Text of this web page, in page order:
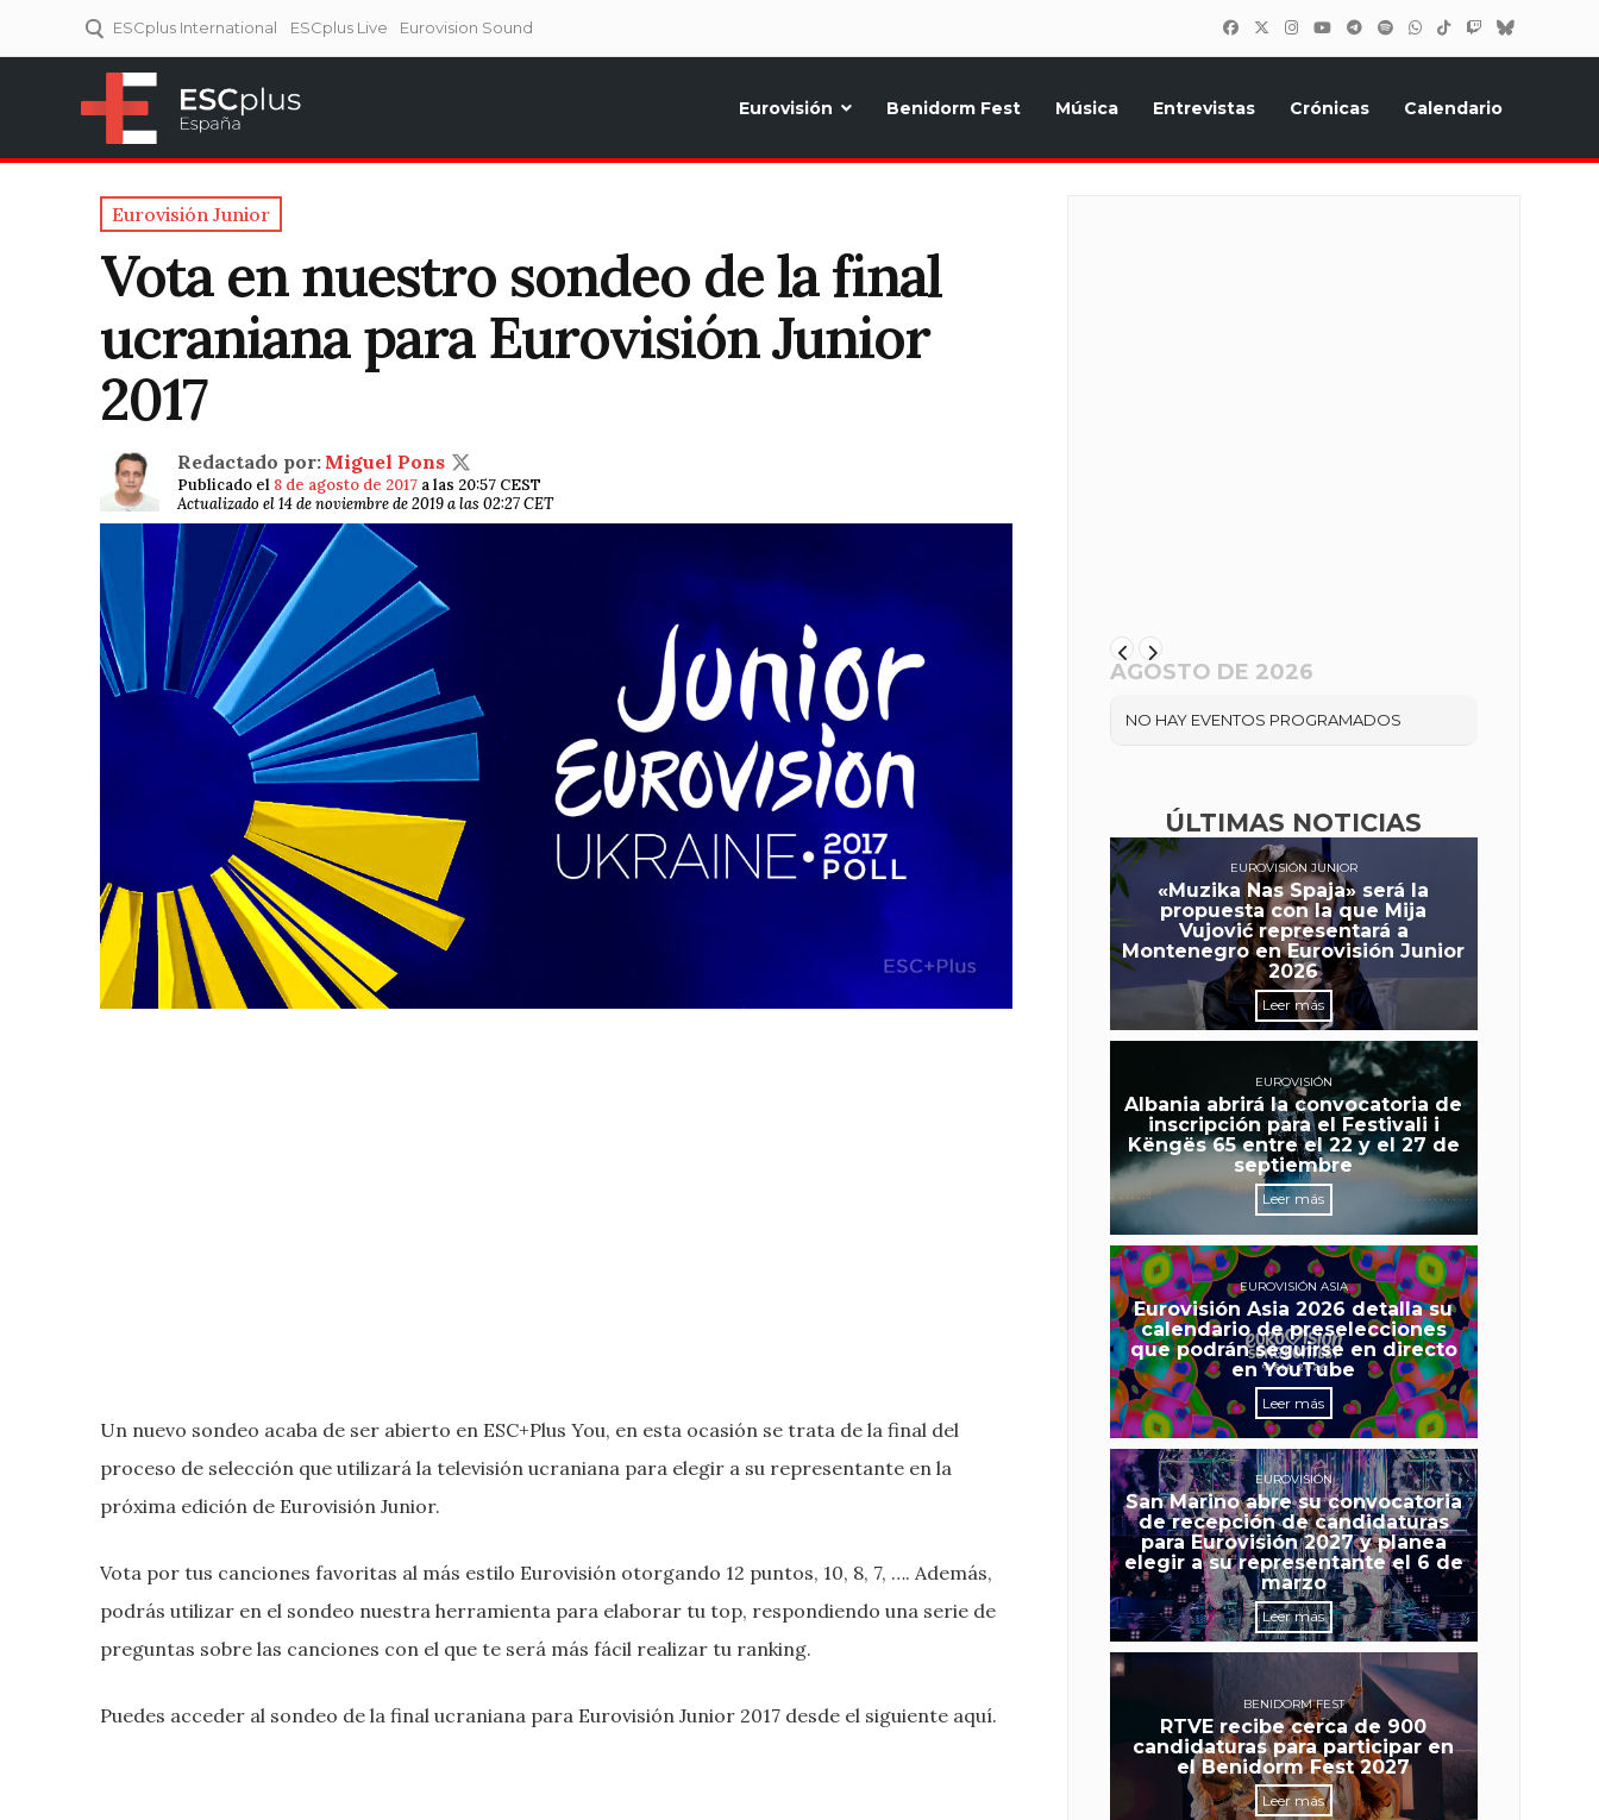
ESCplus International ESCplus Live Eurovision Sound
Eurovisión Benidorm Fest Música Entrevistas Crónicas Calendario
Eurovisión Junior
Vota en nuestro sondeo de la final
ucraniana para Eurovisión Junior
2017
Redactado por: Miguel Pons
Publicado el 8 de agosto de 2017 a las 20:57 CEST
Actualizado el 14 de noviembre de 2019 a las 02:27 CET
Un nuevo sondeo acaba de ser abierto en ESC+Plus You, en esta ocasión se trata de la final del
proceso de selección que utilizará la televisión ucraniana para elegir a su representante en la
próxima edición de Eurovisión Junior.
Vota por tus canciones favoritas al más estilo Eurovisión otorgando 12 puntos, 10, 8, 7, …. Además,
podrás utilizar en el sondeo nuestra herramienta para elaborar tu top, respondiendo una serie de
preguntas sobre las canciones con el que te será más fácil realizar tu ranking.
Puedes acceder al sondeo de la final ucraniana para Eurovisión Junior 2017 desde el siguiente aquí.
AGOSTO DE 2026
NO HAY EVENTOS PROGRAMADOS
ÚLTIMAS NOTICIAS
EUROVISIÓN JUNIOR
«Muzika Nas Spaja» será la
propuesta con la que Mija
Vujović representará a
Montenegro en Eurovisión Junior
2026
Leer más
EUROVISIÓN
Albania abrirá la convocatoria de
inscripción para el Festivali i
Këngës 65 entre el 22 y el 27 de
septiembre
Leer más
EUROVISIÓN ASIA
Eurovisión Asia 2026 detalla su
calendario de preselecciones
que podrán seguirse en directo
en YouTube
Leer más
EUROVISIÓN
San Marino abre su convocatoria
de recepción de candidaturas
para Eurovisión 2027 y planea
elegir a su representante el 6 de
marzo
Leer más
BENIDORM FEST
RTVE recibe cerca de 900
candidaturas para participar en
el Benidorm Fest 2027
Leer más